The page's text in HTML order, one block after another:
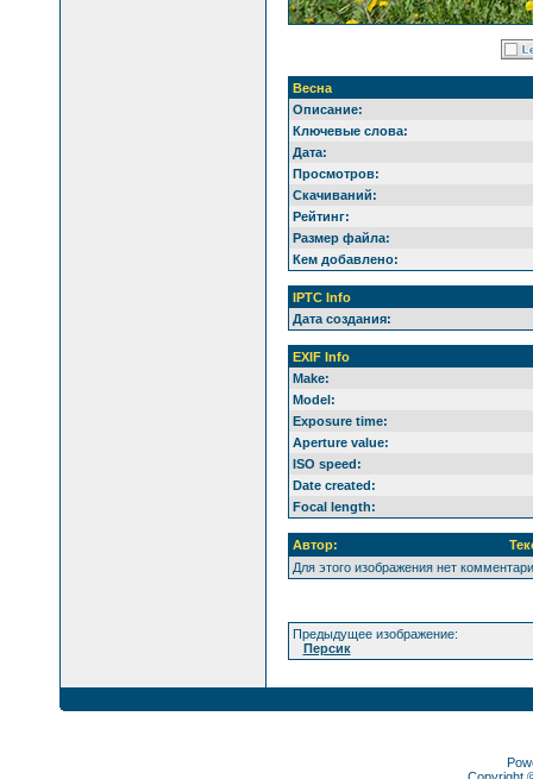
Весна
Описание:
Ключевые слова:
Дата:
Просмотров:
Скачиваний:
Рейтинг:
Размер файла:
Кем добавлено:
IPTC Info
Дата создания:
EXIF Info
Make:
Model:
Exposure time:
Aperture value:
ISO speed:
Date created:
Focal length:
Автор:
Для этого изображения нет
Предыдущее изображение:
Персик